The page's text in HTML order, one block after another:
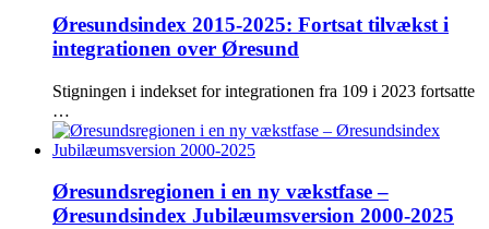
Øresundsindex 2015-2025: Fortsat tilvækst i
integrationen over Øresund
Stigningen i indekset for integrationen fra 109 i 2023 fortsatte
…
Øresundsregionen i en ny vækstfase –
Øresundsindex Jubilæumsversion 2000-2025